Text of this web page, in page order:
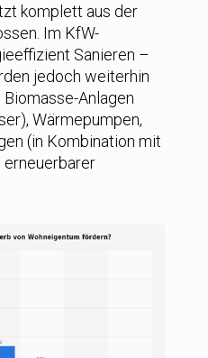
komplett aus der
Im KfW-
Sanieren –
jedoch weiterhin
Anlagen
Wärmepumpen,
(in Kombination mit
erneuerbarer